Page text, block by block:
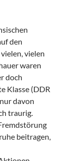
den
vielen
waren
doch
Klasse (DDR
davon
traurig.
beitragen,